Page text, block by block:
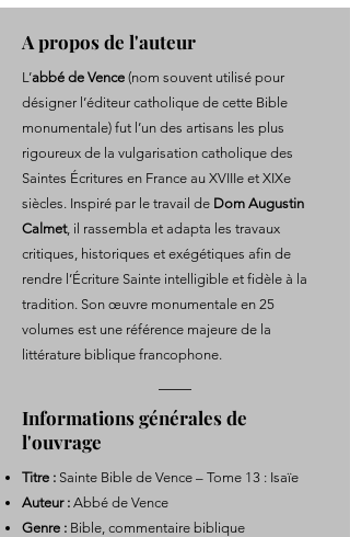
A propos de l'auteur
L’abbé de Vence (nom souvent utilisé pour
désigner l’éditeur catholique de cette Bible
monumentale) fut l’un des artisans les plus
rigoureux de la vulgarisation catholique des
Saintes Écritures en France au XVIIIe et XIXe
siècles. Inspiré par le travail de Dom Augustin
Calmet, il rassembla et adapta les travaux
critiques, historiques et exégétiques afin de
rendre l’Écriture Sainte intelligible et fidèle à la
tradition. Son œuvre monumentale en 25
volumes est une référence majeure de la
littérature biblique francophone.
Informations générales de
l'ouvrage
Titre : Sainte Bible de Vence – Tome 13 : Isaïe
Auteur : Abbé de Vence
Genre : Bible, commentaire biblique